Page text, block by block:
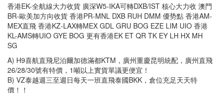
香港EK-全航線大力收貨 廣深W5-IKA可轉DXB/IST 核心大力收 澳門
BR-歐美加方向收貨 香港PR-MNL DXB RUH DMM 優势點 香港AM-
MEX直飛 香港KZ-LAX轉MEX GDL GRU BOG EZE LIM UIO 香港
KL-AMS轉UIO GYE BOG 更有香港EK ET QR TK EY LH HX MH
SG
A) H9喜航直飛尼泊爾加德滿都KTM，廣州重慶昆明統配，廣州直飛
26/28/30號有特價，1噸以上實貨單議更便宜！
B) VZ泰越週三至週日每天一班直飛泰國BKK，倉位充足天天特
價！！